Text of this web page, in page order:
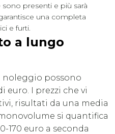
sono presenti e più sarà
una completa
e furti.
a lungo
noleggio possono
euro. I prezzi che vi
risultati da una media
si quantifica
170 euro a seconda